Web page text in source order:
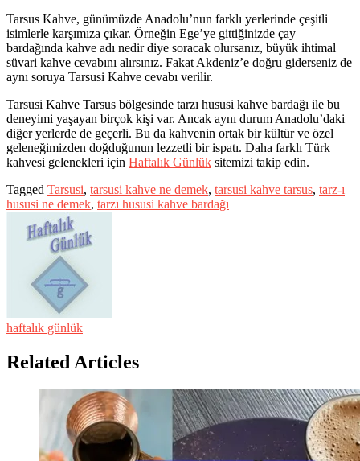
Tarsus Kahve, günümüzde Anadolu’nun farklı yerlerinde çeşitli
isimlerle karşımıza çıkar. Örneğin Ege’ye gittiğinizde çay
bardağında kahve adı nedir diye soracak olursanız, büyük ihtimal
süvari kahve cevabını alırsınız. Fakat Akdeniz’e doğru giderseniz de
aynı soruya Tarsusi Kahve cevabı verilir.
Tarsusi Kahve Tarsus bölgesinde tarzı hususi kahve bardağı ile bu
deneyimi yaşayan birçok kişi var. Ancak aynı durum Anadolu’daki
diğer yerlerde de geçerli. Bu da kahvenin ortak bir kültür ve özel
geleneğimizden doğduğunun lezzetli bir ispatı. Daha farklı Türk
kahvesi gelenekleri için Haftalık Günlük sitemizi takip edin.
Tagged Tarsusi, tarsusi kahve ne demek, tarsusi kahve tarsus, tarz-ı
hususi ne demek, tarzı hususi kahve bardağı
haftalık günlük
Related Articles